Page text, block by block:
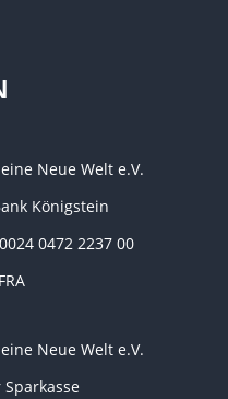
Neue Welt e.V.
Königstein
0472 2237 00
Neue Welt e.V.